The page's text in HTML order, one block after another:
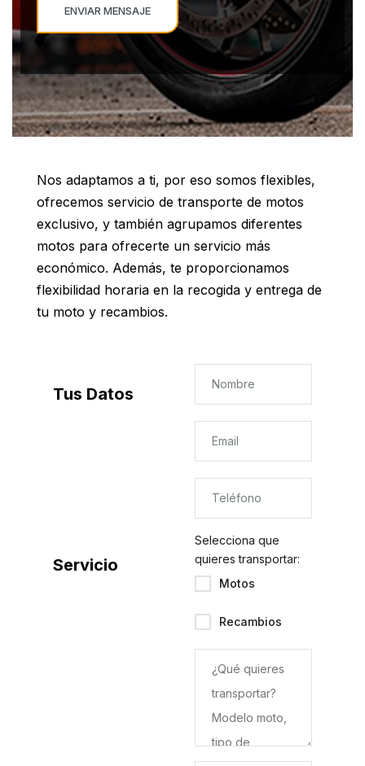
Nos adaptamos a ti, por eso somos flexibles,
ofrecemos servicio de transporte de motos
exclusivo, y también agrupamos diferentes
motos para ofrecerte un servicio más
económico. Además, te proporcionamos
flexibilidad horaria en la recogida y entrega de
tu moto y recambios.
Tus Datos
Servicio
Selecciona que
quieres transportar:
Motos
Recambios